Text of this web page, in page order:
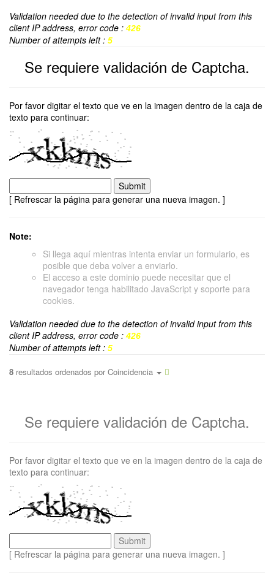
Validation needed due to the detection of invalid input from this
client IP address, error code : 426
Number of attempts left : 5
Se requiere validación de Captcha.
Por favor digitar el texto que ve en la imagen dentro de la caja de
texto para continuar:
[ Refrescar la página para generar una nueva imagen. ]
Note:
Si llega aquí mientras intenta enviar un formulario, es
posible que deba volver a enviarlo.
El acceso a este dominio puede necesitar que el
navegador tenga habilitado JavaScript y soporte para
cookies.
Validation needed due to the detection of invalid input from this
client IP address, error code : 426
Number of attempts left : 5
8 resultados ordenados por Coincidencia
Se requiere validación de Captcha.
Por favor digitar el texto que ve en la imagen dentro de la caja de
texto para continuar:
[ Refrescar la página para generar una nueva imagen. ]